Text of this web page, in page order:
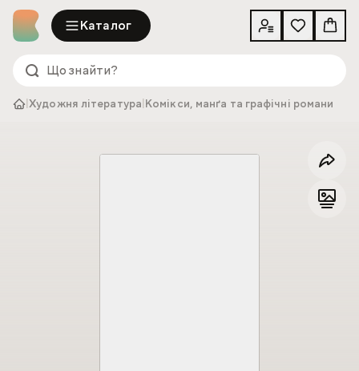
Каталог
|Художня література Комікси, манґа та графічні романи